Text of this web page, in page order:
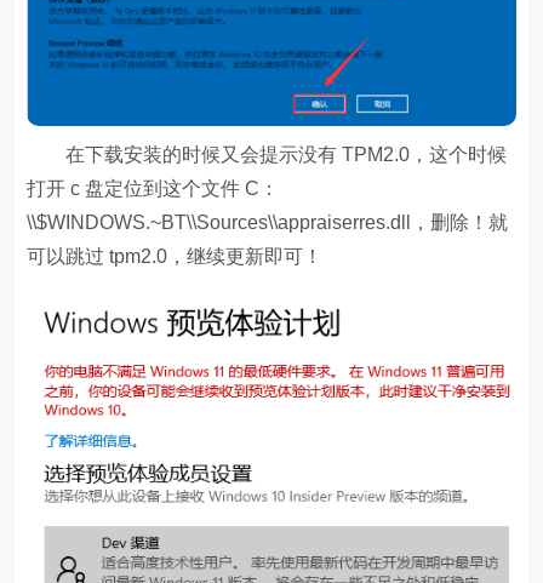
在下载安装的时候又会提示没有 TPM2.0，这个时候
打开 c 盘定位到这个文件 C：
\\$WINDOWS.~BT\\Sources\\appraiserres.dll，删除！就
可以跳过 tpm2.0，继续更新即可！